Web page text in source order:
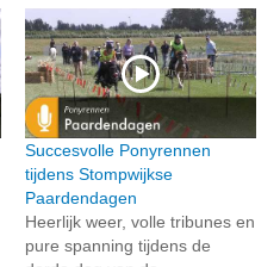
Succesvolle Ponyrennen
tijdens Stompwijkse
Paardendagen
Heerlijk weer, volle tribunes en
pure spanning tijdens de